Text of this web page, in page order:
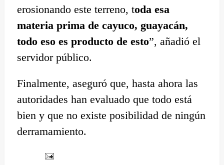
erosionando este terreno, toda esa
materia prima de cayuco, guayacán,
todo eso es producto de esto”, añadió el
servidor público.
Finalmente, aseguró que, hasta ahora las
autoridades han evaluado que todo está
bien y que no existe posibilidad de ningún
derramamiento.